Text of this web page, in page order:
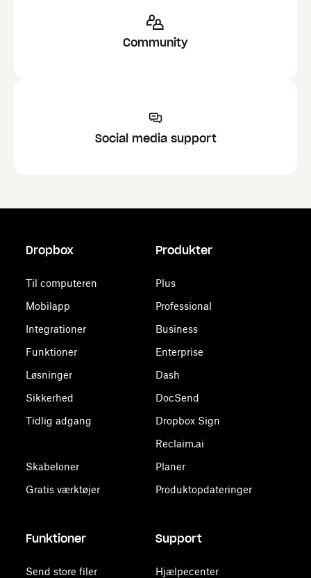
Community
Social media support
Dropbox
Til computeren
Mobilapp
Integrationer
Funktioner
Løsninger
Sikkerhed
Tidlig adgang
Skabeloner
Gratis værktøjer
Produkter
Plus
Professional
Business
Enterprise
Dash
DocSend
Dropbox Sign
Reclaim.ai
Planer
Produktopdateringer
Funktioner
Send store filer
Support
Hjælpecenter